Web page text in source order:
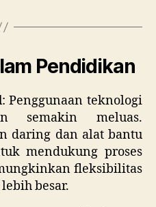
Pendidikan
:Penggunaan teknologi
semakin meluas.
daring dan alat bantu
mendukung proses
fleksibilitas
besar.